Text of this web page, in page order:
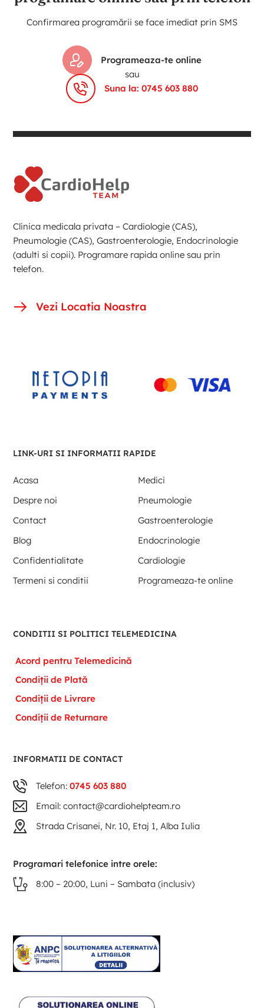
Confirmarea programării se face imediat prin SMS
Programeaza-te online
sau
Suna la: 0745 603 880
Clinica medicala privata – Cardiologie (CAS),
Pneumologie (CAS), Gastroenterologie, Endocrinologie
(adulti si copii). Programare rapida online sau prin
telefon.
Vezi Locatia Noastra
LINK-URI SI INFORMATII RAPIDE
Acasa
Medici
Despre noi
Pneumologie
Contact
Gastroenterologie
Blog
Endocrinologie
Confidentialitate
Cardiologie
Termeni si conditii
Programeaza-te online
CONDITII SI POLITICI TELEMEDICINA
Acord pentru Telemedicină
Condiții de Plată
Condiții de Livrare
Condiții de Returnare
INFORMATII DE CONTACT
Telefon:0745 603 880
Email: contact@cardiohelpteam.ro
Strada Crisanei, Nr. 10, Etaj 1, Alba Iulia
Programari telefonice intre orele:
8:00 – 20:00, Luni – Sambata (inclusiv)